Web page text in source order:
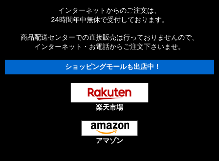
インターネットからのご注文は、
24時間年中無休で受付しております。
商品配送センターでの直接販売は行っておりませんので、
インターネット・お電話からご注文下さいませ。
ショッピングモールも出店中！
楽天市場
アマゾン